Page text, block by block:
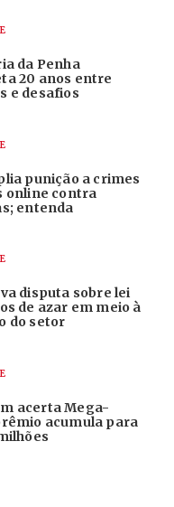
da Penha
20 anos entre
e desafios
punição a crimes
online contra
entenda
disputa sobre lei
de azar em meio à
do setor
acerta Mega-
acumula para